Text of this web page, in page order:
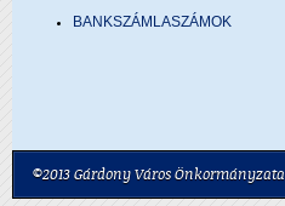
BANKSZÁMLASZÁMOK
©2013 Gárdony Város Önkormányzata